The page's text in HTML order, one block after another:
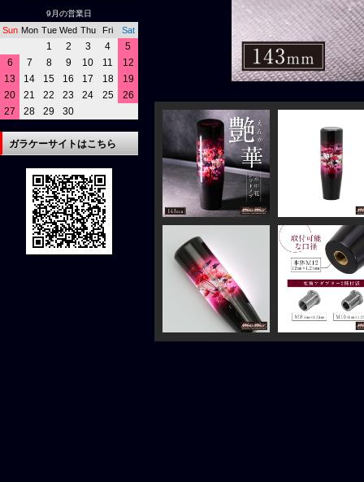
9月の営業日
Sun Mon Tue Wed Thu Fri Sat
1 2 3 4
5
6
7 8 9 10 11
12
13
14 15 16 17 18
19
20
21 22 23 24 25
26
27
28 29 30
ガラケーサイトはこちら